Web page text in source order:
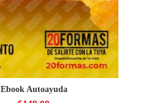
Ebook Autoayuda